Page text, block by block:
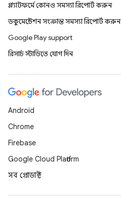
প্ল্যাটফর্মে কোনও সমস্যা রিপোর্ট করুন
ডকুমেন্টেশন সংক্রান্ত সমস্যা রিপোর্ট করুন
Google Play support
রিসার্চ স্টাডিতে যোগ দিন
Android
Chrome
Firebase
Google Cloud Platform
সব প্রোডাক্ট